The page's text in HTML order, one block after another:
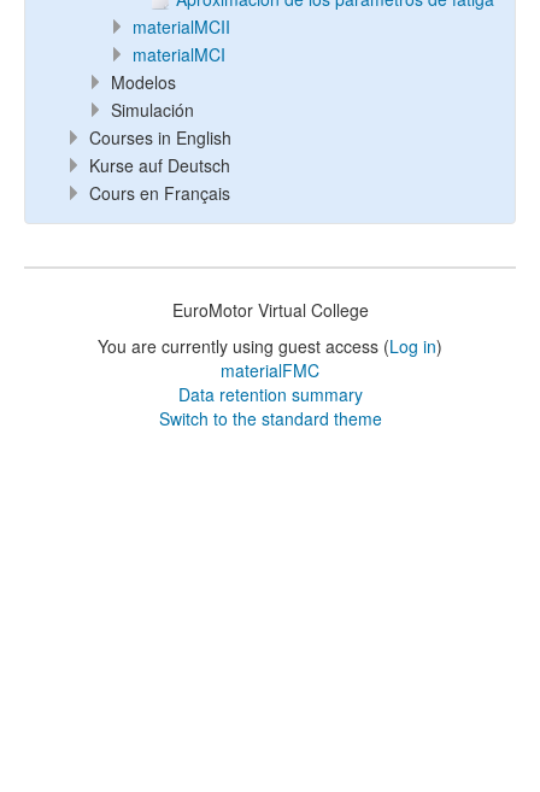
materialMCII
materialMCI
Modelos
Simulación
Courses in English
Kurse auf Deutsch
Cours en Français
EuroMotor Virtual College
You are currently using guest access (Log in)
materialFMC
Data retention summary
Switch to the standard theme